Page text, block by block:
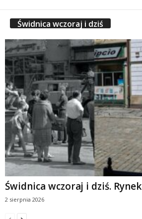
Świdnica wczoraj i dziś
Świdnica wczoraj i dziś. Rynek
2 sierpnia 2026